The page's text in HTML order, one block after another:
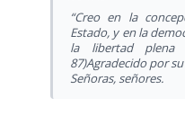
“Creo en la
Estado, y en la
la libertad plena
87)Agradecido por
Señoras, señores.